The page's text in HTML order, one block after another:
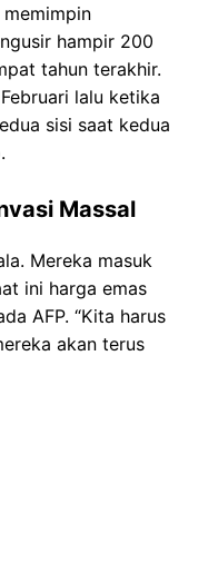
hampir 200
tahun terakhir.
lalu ketika
sisi saat kedua
Massal
Mereka masuk
ini harga emas
AFP. “Kita harus
akan terus